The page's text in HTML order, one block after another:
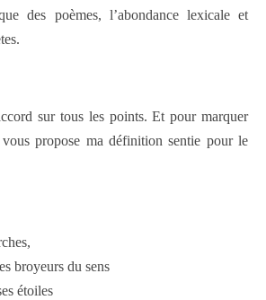
des poèmes, l’abondance lexicale et
sur tous les points. Et pour marquer
propose ma définition sentie pour le
broyeurs du sens
étoiles